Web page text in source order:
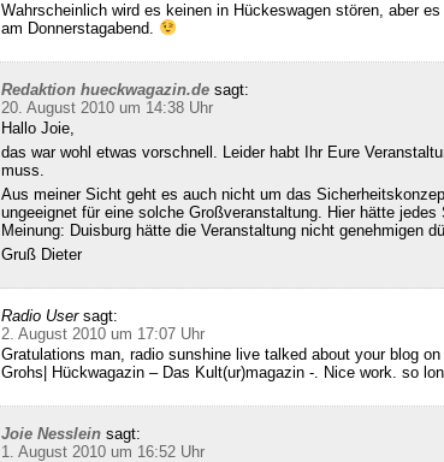
Wahrscheinlich wird es keinen in Hückeswagen stören, aber
am Donnerstagabend.
Redaktion hueckwagazin.de sagt:
20. August 2010 um 14:38 Uhr
Hallo Joie,
das war wohl etwas vorschnell. Leider habt Ihr Eure
muss.
Aus meiner Sicht geht es auch nicht um das
ungeeignet für eine solche Großveranstaltung. Hier hätte
Meinung: Duisburg hätte die Veranstaltung nicht genehmigen
Gruß Dieter
Radio User sagt:
2. August 2010 um 17:07 Uhr
Gratulations man, radio sunshine live talked about your blog
Grohs| Hückwagazin – Das Kult(ur)magazin -. Nice work. so
Joie Nesslein sagt:
1. August 2010 um 16:52 Uhr